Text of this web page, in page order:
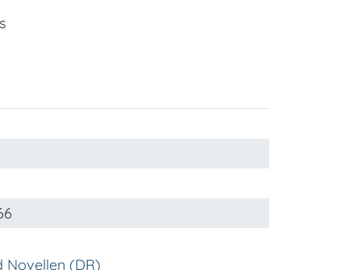
Novellen (DR)